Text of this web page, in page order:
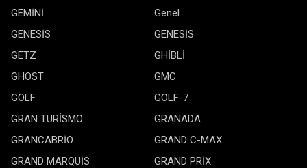
GEMİNİ
Genel
GENESİS
GENESİS
GETZ
GHİBLİ
GHOST
GMC
GOLF
GOLF-7
GRAN TURİSMO
GRANADA
GRANCABRİO
GRAND C-MAX
GRAND MARQUİS
GRAND PRİX